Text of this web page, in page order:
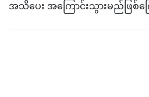
အသိပေး အကြောင်းသွားမည်ဖြစ်